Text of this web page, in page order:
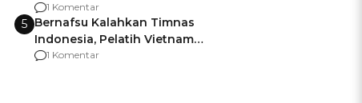
agar Dana Tidak Hangus!
1 Komentar
5 Bernafsu Kalahkan Timnas
Indonesia, Pelatih Vietnam
Berencana Pakai Jimat di Pakansari
1 Komentar